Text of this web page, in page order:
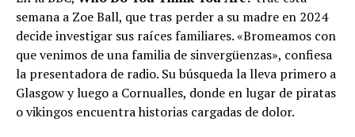
semana a Zoe Ball, que tras perder a su madre en 2024
decide investigar sus raíces familiares. «Bromeamos con
que venimos de una familia de sinvergüenzas», confiesa
la presentadora de radio. Su búsqueda la lleva primero a
Glasgow y luego a Cornualles, donde en lugar de piratas
o vikingos encuentra historias cargadas de dolor.